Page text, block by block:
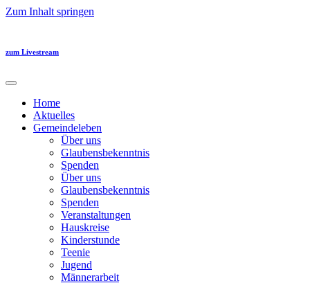
Zum Inhalt springen
zum Livestream
Home
Aktuelles
Gemeindeleben
Über uns
Glaubensbekenntnis
Spenden
Über uns
Glaubensbekenntnis
Spenden
Veranstaltungen
Hauskreise
Kinderstunde
Teenie
Jugend
Männerarbeit